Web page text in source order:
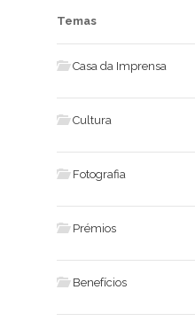
Temas
Casa da Imprensa
Cultura
Fotografia
Prémios
Benefícios